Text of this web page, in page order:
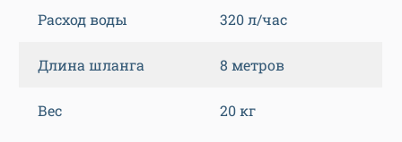
Расход воды 320 л/час
Длина шланга 8 метров
Вес 20 кг